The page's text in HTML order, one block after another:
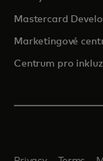
Mastercard
Marketingové
Centrum pro